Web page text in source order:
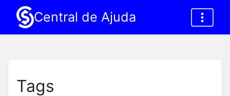
Central de Ajuda
Tags